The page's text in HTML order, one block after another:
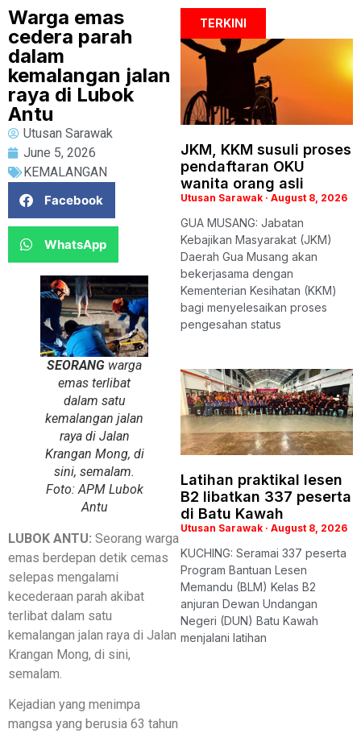
Warga emas
cedera parah
dalam
kemalangan jalan
raya di Lubok
Antu
Utusan Sarawak
June 5, 2026
KEMALANGAN
Facebook
WhatsApp
SEORANG warga
emas terlibat
dalam satu
kemalangan jalan
raya di Jalan
Krangan Mong, di
sini, semalam.
Foto: APM Lubok
Antu
LUBOK ANTU: Seorang warga
emas berdepan detik cemas
selepas mengalami
kecederaan parah akibat
terlibat dalam satu
kemalangan jalan raya di Jalan
Krangan Mong, di sini,
semalam.
Kejadian yang menimpa
mangsa yang berusia 63 tahun
TERKINI
JKM, KKM susuli proses
pendaftaran OKU
wanita orang asli
Utusan Sarawak August 8, 2026
GUA MUSANG: Jabatan
Kebajikan Masyarakat (JKM)
Daerah Gua Musang akan
bekerjasama dengan
Kementerian Kesihatan (KKM)
bagi menyelesaikan proses
pengesahan status
Latihan praktikal lesen
B2 libatkan 337 peserta
di Batu Kawah
Utusan Sarawak August 8, 2026
KUCHING: Seramai 337 peserta
Program Bantuan Lesen
Memandu (BLM) Kelas B2
anjuran Dewan Undangan
Negeri (DUN) Batu Kawah
menjalani latihan